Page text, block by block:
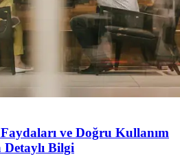
ve Doğru Kullanım
Bilgi